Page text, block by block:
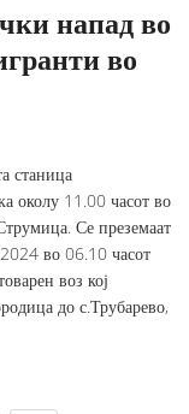
напад во
во
станица
околу 11.00 часот во
Се преземаат
во 06.10 часот
воз кој
до с.Трубарево,